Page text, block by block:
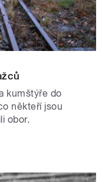
kumštýře do
někteří jsou
obor.